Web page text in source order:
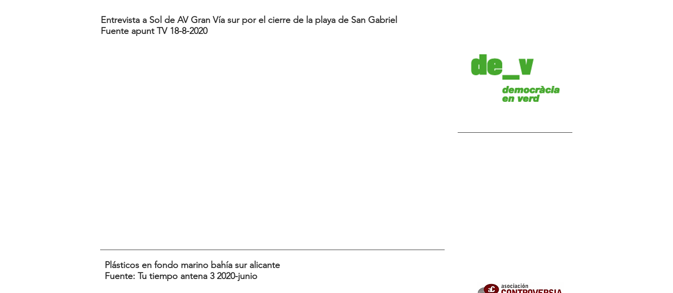
Entrevista a Sol de AV Gran Vía sur por el cierre de la playa de San Gabriel
Fuente apunt TV 18-8-2020
Plásticos en fondo marino bahía sur alicante
Fuente: Tu tiempo antena 3 2020-junio